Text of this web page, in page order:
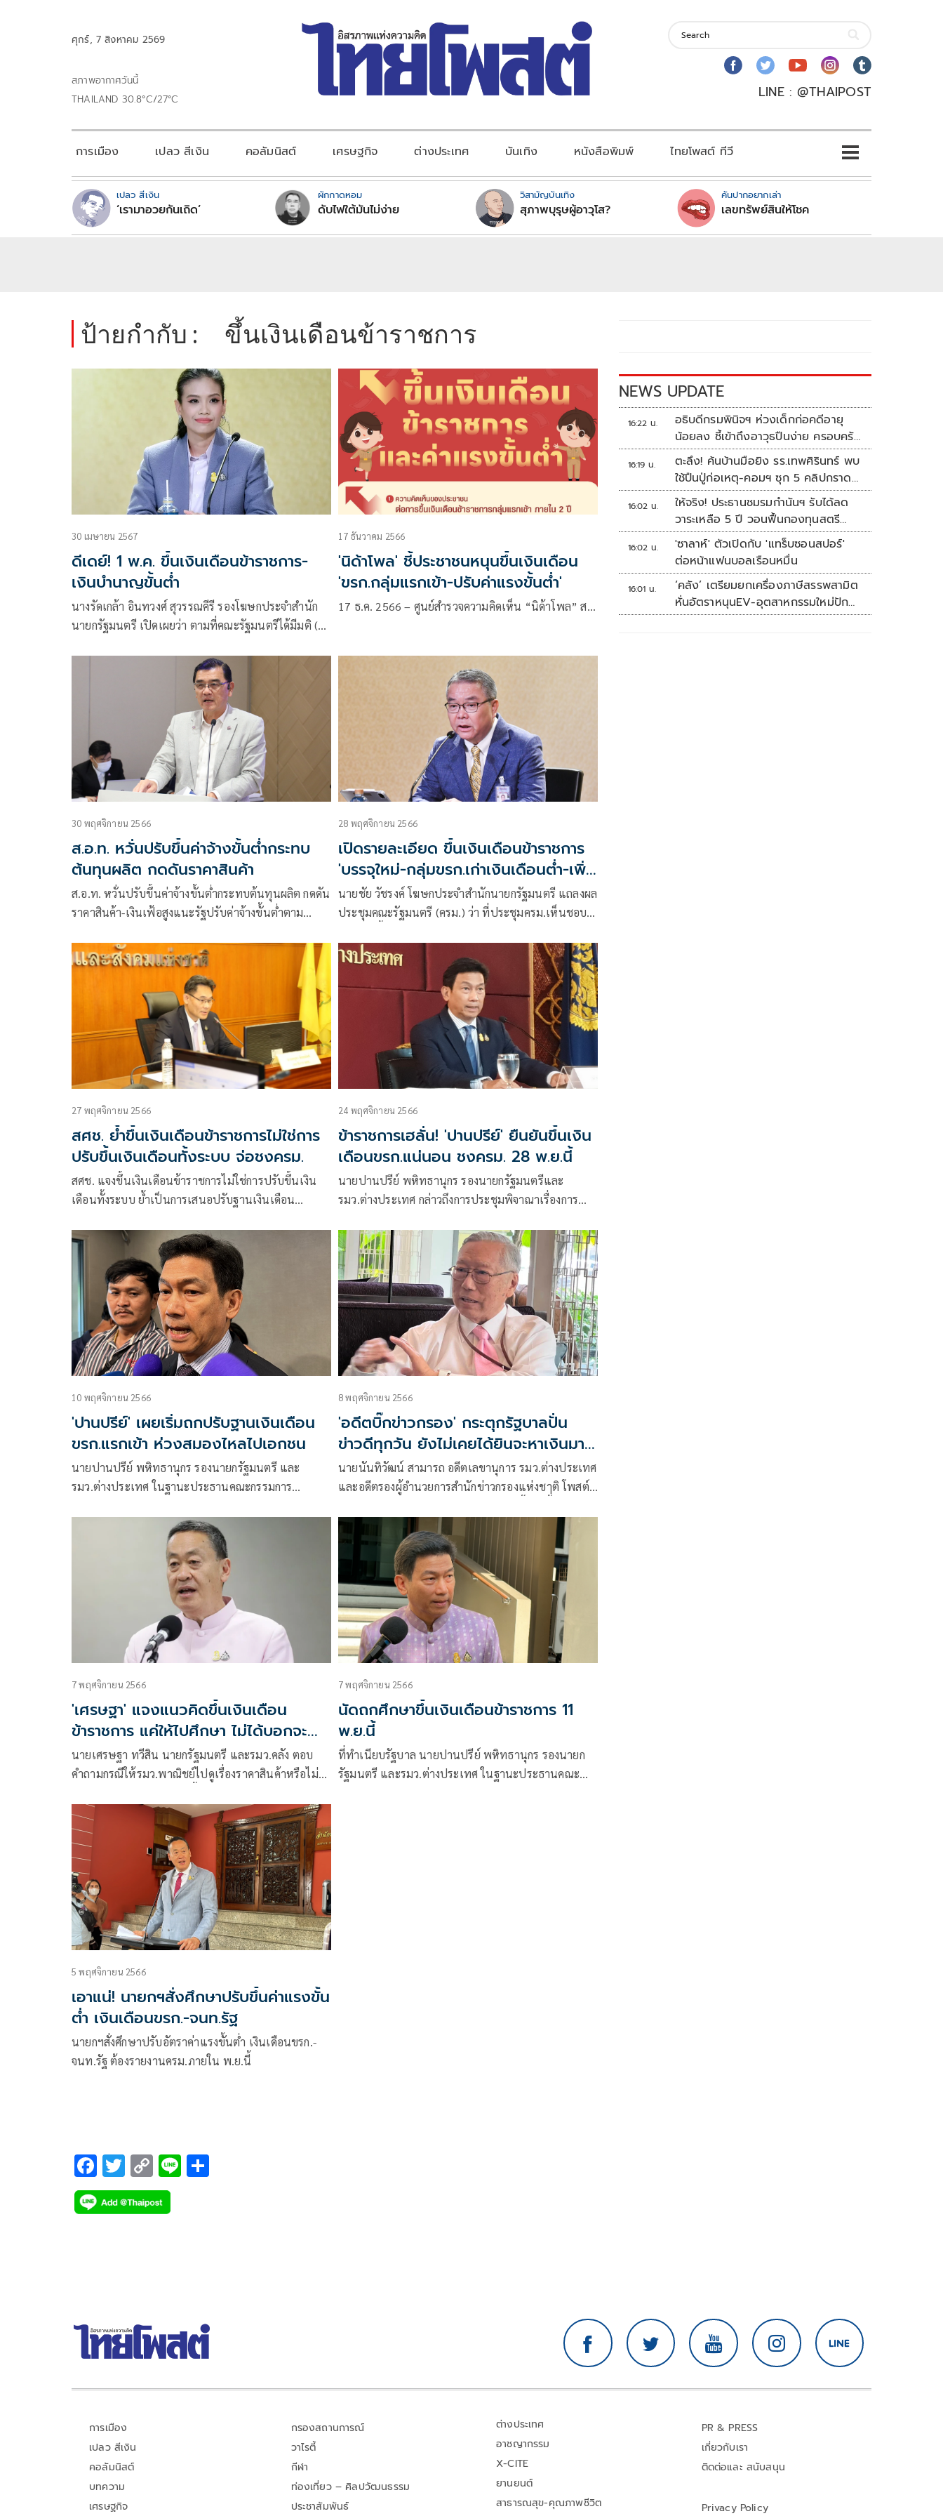
ศุกร์, 7 สิงหาคม 2569
สภาพอากาศวันนี้
THAILAND 30.8°C/27°C
LINE : @THAIPOST
การเมือง เปลว สีเงิน คอลัมนิสต์ เศรษฐกิจ ต่างประเทศ บันเทิง หนังสือพิมพ์ ไทยโพสต์ ทีวี
เปลว สีเงิน
‘เรามาอวยกันเถิด’
ผักกาดหอม
ดับไฟใต้มันไม่ง่าย
วิสามัญบันเทิง
สุภาพบุรุษผู้อาวุโส?
คันปากอยากเล่า
เลขทรัพย์สินให้โชค
ป้ายกำกับ : ขึ้นเงินเดือนข้าราชการ
30 เมษายน 2567
ดีเดย์! 1 พ.ค. ขึ้นเงินเดือนข้าราชการ-
เงินบำนาญขั้นต่ำ
นางรัดเกล้า อินทวงศ์ สุวรรณคีรี รองโฆษกประจำสำนัก
นายกรัฐมนตรี เปิดเผยว่า ตามที่คณะรัฐมนตรีได้มีมติ (28
17 ธันวาคม 2566
'นิด้าโพล' ชี้ประชาชนหนุนขึ้นเงินเดือน
'ขรก.กลุ่มแรกเข้า-ปรับค่าแรงขั้นต่ำ'
17 ธ.ค. 2566 – ศูนย์สำรวจความคิดเห็น “นิด้าโพล” ส…
30 พฤศจิกายน 2566
ส.อ.ท. หวั่นปรับขึ้นค่าจ้างขั้นต่ำกระทบ
ต้นทุนผลิต กดดันราคาสินค้า
ส.อ.ท. หวั่นปรับขึ้นค่าจ้างขั้นต่ำกระทบต้นทุนผลิต กดดัน
ราคาสินค้า-เงินเฟ้อสูงแนะรัฐปรับค่าจ้างขั้นต่ำตาม
28 พฤศจิกายน 2566
เปิดรายละเอียด ขึ้นเงินเดือนข้าราชการ
'บรรจุใหม่-กลุ่มขรก.เก่าเงินเดือนต่ำ-เพิ่ม
ค่าครองชีพ'
นายชัย วัชรงค์ โฆษกประจำสำนักนายกรัฐมนตรี แถลงผล
ประชุมคณะรัฐมนตรี (ครม.) ว่า ที่ประชุมครม.เห็นชอบ
ตามที่ สำนักงานคณะกรรมการข้าราชการพลเรือน (ก.พ.)
เสนอ มีเป้าหมายการปรับฐานเงินเดือนใหม่
27 พฤศจิกายน 2566
สศช. ย้ำขึ้นเงินเดือนข้าราชการไม่ใช่การ
ปรับขึ้นเงินเดือนทั้งระบบ จ่อชงครม.
สศช. แจงขึ้นเงินเดือนข้าราชการไม่ใช่การปรับขึ้นเงิน
เดือนทั้งระบบ ย้ำเป็นการเสนอปรับฐานเงินเดือน
นอครม. 28 พ.ย.นี้
24 พฤศจิกายน 2566
ข้าราชการเฮลั่น! 'ปานปรีย์' ยืนยันขึ้นเงิน
เดือนขรก.แน่นอน ชงครม. 28 พ.ย.นี้
นายปานปรีย์ พหิทธานุกร รองนายกรัฐมนตรีและ
รมว.ต่างประเทศ กล่าวถึงการประชุมพิจาณาเรื่องการ
ว่า การประชุมดังกล่าวได้พิจารณารายละเอียดครั้งสุดท้าย
ว่าอะไรที่ทำได้ในเวลานี้ อะไรที่ยังทำไม่ได้
10 พฤศจิกายน 2566
'ปานปรีย์' เผยเริ่มถกปรับฐานเงินเดือน
ขรก.แรกเข้า ห่วงสมองไหลไปเอกชน
นายปานปรีย์ พหิทธานุกร รองนายกรัฐมนตรี และ
รมว.ต่างประเทศ ในฐานะประธานคณะกรรมการ
ราชการเรื่องการปรับฐานเงินเดือนข้าราชการ โดยมี
ตัวแทนกระทรวงการคลัง เลขาธิการสภาพัฒนาการ
8 พฤศจิกายน 2566
'อดีตบิ๊กข่าวกรอง' กระตุกรัฐบาลปั่น
ข่าวดีทุกวัน ยังไม่เคยได้ยินจะหาเงินมา
จากไหน
นายนันทิวัฒน์ สามารถ อดีตเลขานุการ รมว.ต่างประเทศ
และอดีตรองผู้อำนวยการสำนักข่าวกรองแห่งชาติ โพสต์
7 พฤศจิกายน 2566
'เศรษฐา' แจงแนวคิดขึ้นเงินเดือน
ข้าราชการ แค่ให้ไปศึกษา ไม่ได้บอกจะทำ
ทันที
นายเศรษฐา ทวีสิน นายกรัฐมนตรี และรมว.คลัง ตอบ
คำถามกรณีให้รมว.พาณิชย์ไปดูเรื่องราคาสินค้าหรือไม่
เจ้าหน้าที่รัฐ ว่า ตนไม่ได้บอกว่าจะขึ้นเงินเดือน แต่ให้ไป
ศึกษา และการให้ไปศึกษาไม่ได้หมายความว่าจะให้ขึ้น
ทันที
7 พฤศจิกายน 2566
นัดถกศึกษาขึ้นเงินเดือนข้าราชการ 11
พ.ย.นี้
ที่ทำเนียบรัฐบาล นายปานปรีย์ พหิทธานุกร รองนายก
รัฐมนตรี และรมว.ต่างประเทศ ในฐานะประธานคณะ
5 พฤศจิกายน 2566
เอาแน่! นายกฯสั่งศึกษาปรับขึ้นค่าแรงขั้น
ต่ำ เงินเดือนขรก.-จนท.รัฐ
นายกฯสั่งศึกษาปรับอัตราค่าแรงขั้นต่ำ เงินเดือนขรก.-
จนท.รัฐ ต้องรายงานครม.ภายใน พ.ย.นี้
F
ac
e
T
wi
tt
C
o
p
Li
NEWS UPDATE
16:22 น.
อธิบดีกรมพินิจฯ ห่วงเด็กก่อคดีอายุ
น้อยลง ชี้เข้าถึงอาวุธปืนง่าย ครอบครัว
แตกแยกเป็นชนวนสำคัญ
16:19 น.
ตะลึง! ค้นบ้านมือยิง รร.เทพศิรินทร์ พบ
ใช้ปืนปู่ก่อเหตุ-คอมฯ ซุก 5 คลิปกราด
ยิง
16:02 น.
ให้จริง! ประธานชมรมกำนันฯ รับได้ลด
วาระเหลือ 5 ปี วอนฟื้นกองทุนสตรี
อำเภอละล้าน
16:02 น.
'ซาลาห์' ตัวเปิดกับ 'แทร็บซอนสปอร์'
ต่อหน้าแฟนบอลเรือนหมื่น
16:01 น.
‘คลัง’ เตรียมยกเครื่องภาษีสรรพสามิต
หั่นอัตราหนุนEV-อุตสาหกรรมใหม่ปัก
หมุดไทย
การเมือง
เปลว สีเงิน
คอลัมนิสต์
บทความ
เศรษฐกิจ
กรองสถานการณ์
วาไรตี้
กีฬา
ท่องเที่ยว – ศิลปวัฒนธรรม
ประชาสัมพันธ์
ต่างประเทศ
อาชญากรรม
X-CITE
ยานยนต์
สาธารณสุข-คุณภาพชีวิต
PR & PRESS
เกี่ยวกับเรา
ติดต่อและ สนับสนุน
Privacy Policy